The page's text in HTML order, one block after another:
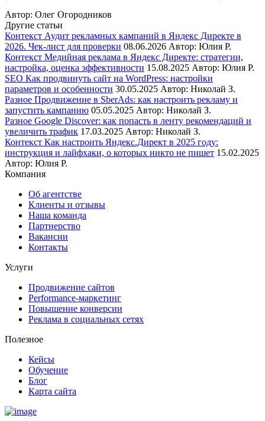
Автор: Олег Огородников
Другие статьи
Контекст Аудит рекламных кампаний в Яндекс Директе в
2026. Чек-лист для проверки 08.06.2026 Автор: Юлия Р.
Контекст Медийная реклама в Яндекс Директе: стратегии,
настройка, оценка эффективности 15.08.2025 Автор: Юлия Р.
SEO Как продвинуть сайт на WordPress: настройки
параметров и особенности 30.05.2025 Автор: Николай З.
Разное Продвижение в SberAds: как настроить рекламу и
запустить кампанию 05.05.2025 Автор: Николай З.
Разное Google Discover: как попасть в ленту рекомендаций и
увеличить трафик 17.03.2025 Автор: Николай З.
Контекст Как настроить Яндекс.Директ в 2025 году:
инструкция и лайфхаки, о которых никто не пишет 15.02.2025
Автор: Юлия Р.
Компания
Об агентстве
Клиенты и отзывы
Наша команда
Партнерство
Вакансии
Контакты
Услуги
Продвижение сайтов
Performance-маркетинг
Повышение конверсии
Реклама в социальных сетях
Полезное
Кейсы
Обучение
Блог
Карта сайта